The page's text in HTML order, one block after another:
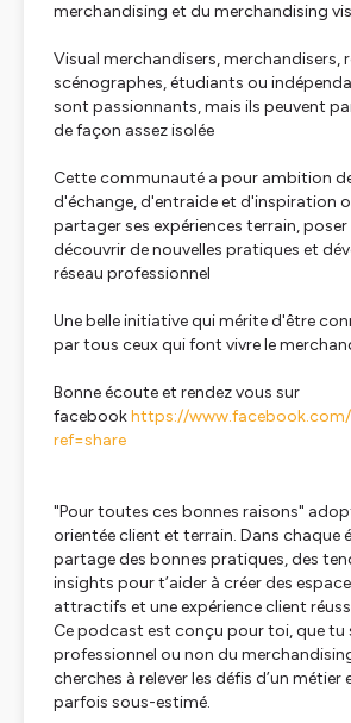
merchandising et du merchandising
Visual merchandisers, merchandisers,
scénographes, étudiants ou
sont passionnants, mais ils peuvent
de façon assez isolée
Cette communauté a pour ambition
d'échange, d'entraide et d'inspiration
partager ses expériences terrain,
découvrir de nouvelles pratiques et
réseau professionnel
Une belle initiative qui mérite d'être
par tous ceux qui font vivre le
Bonne écoute et rendez vous sur
facebookhttps://
ref=share
"Pour toutes ces bonnes raisons"
orientée client et terrain. Dans chaque
partage des bonnes pratiques, des
insights pour t’aider à créer des
attractifs et une expérience client
Ce podcast est conçu pour toi, que tu
professionnel ou non du
cherches à relever les défis d’un métier
parfois sous-estimé.